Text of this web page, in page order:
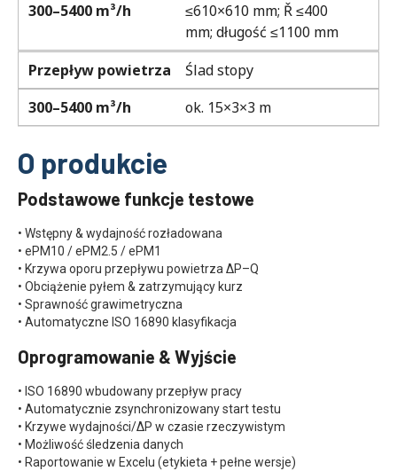
300–5400 m³/h
≤610×610 mm; Ř ≤400
mm; długość ≤1100 mm
Przepływ powietrza
Ślad stopy
300–5400 m³/h
ok. 15×3×3 m
O produkcie
Podstawowe funkcje testowe
• Wstępny & wydajność rozładowana
• ePM10 / ePM2.5 / ePM1
• Krzywa oporu przepływu powietrza ΔP–Q
• Obciążenie pyłem & zatrzymujący kurz
• Sprawność grawimetryczna
• Automatyczne ISO 16890 klasyfikacja
Oprogramowanie & Wyjście
• ISO 16890 wbudowany przepływ pracy
• Automatycznie zsynchronizowany start testu
• Krzywe wydajności/ΔP w czasie rzeczywistym
• Możliwość śledzenia danych
• Raportowanie w Excelu (etykieta + pełne wersje)